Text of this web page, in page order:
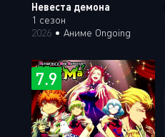
Невеста демона
1 сезон
2026 • Аниме Ongoing
7.9